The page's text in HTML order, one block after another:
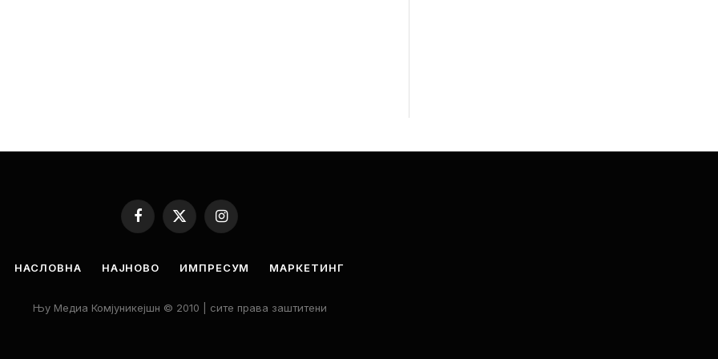
Facebook
X
(Twitter)
Instagram
НАСЛОВНА НАЈНОВО ИМПРЕСУМ МАРКЕТИНГ
Њу Медиа Комјуникејшн © 2010 | сите права заштитени